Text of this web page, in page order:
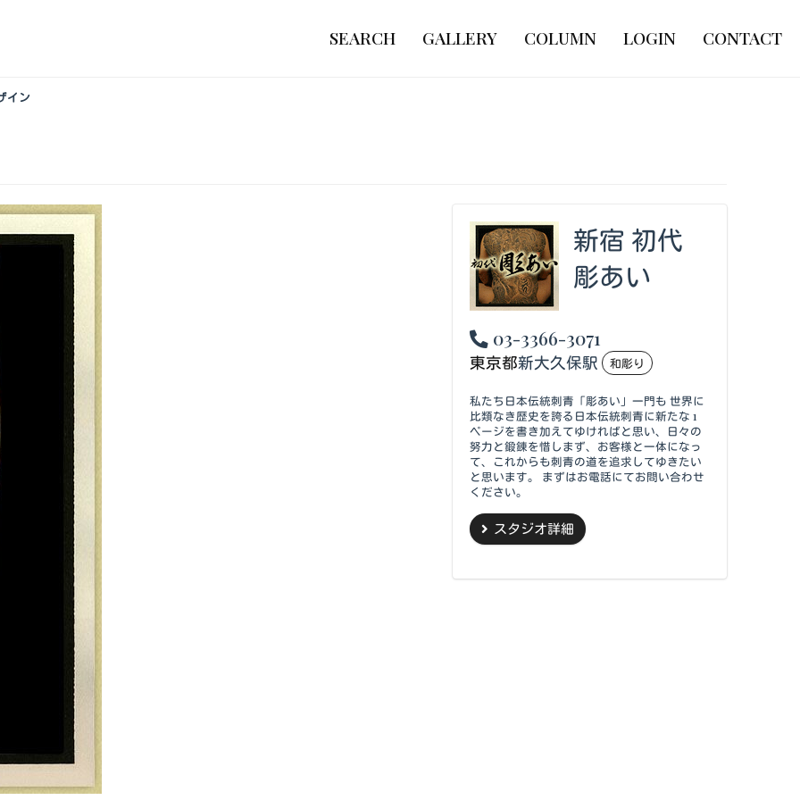
SEARCH GALLERY COLUMN LOGIN CONTACT
イン
新宿 初代
彫あい
03-3366-3071
東京都新大久保駅 和彫り
私たち日本伝統刺青「彫あい」一門も 世界に
比類なき歴史を誇る日本伝統刺青に新たな 1
ページを書き加えてゆければと思い、日々の
努力と鍛錬を惜しまず、お客様と一体になっ
て、これからも刺青の道を追求してゆきたい
と思います。 まずはお電話にてお問い合わせ
ください。
スタジオ詳細